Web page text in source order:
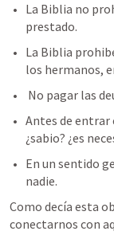
La Biblia no
prestado.
La Biblia
los hermanos,
No pagar las
Antes de entrar
¿sabio? ¿es
En un sentido
nadie.
Como decía esta
conectarnos con